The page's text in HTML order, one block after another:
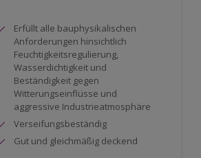
Erfüllt alle bauphysikalischen
Anforderungen hinsichtlich
Feuchtigkeitsregulierung,
Wasserdichtigkeit und
Beständigkeit gegen
Witterungseinflüsse und
aggressive Industrieatmosphäre
Verseifungsbeständig
Gut und gleichmäßig deckend